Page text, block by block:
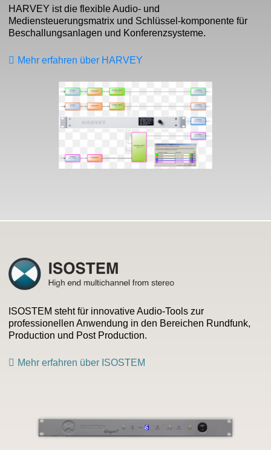
HARVEY ist die flexible Audio- und
Mediensteuerungsmatrix und Schlüssel-komponente für
Beschallungsanlagen und Konferenzsysteme.
Mehr erfahren über HARVEY
ISOSTEM steht für innovative Audio-Tools zur
professionellen Anwendung in den Bereichen Rundfunk,
Production und Post Production.
Mehr erfahren über ISOSTEM